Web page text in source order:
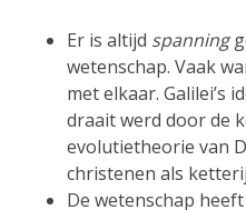
Er is altijd spanning
wetenschap. Vaak
met elkaar. Galilei’s
draait werd door de
evolutietheorie van
christenen als
De wetenschap heeft